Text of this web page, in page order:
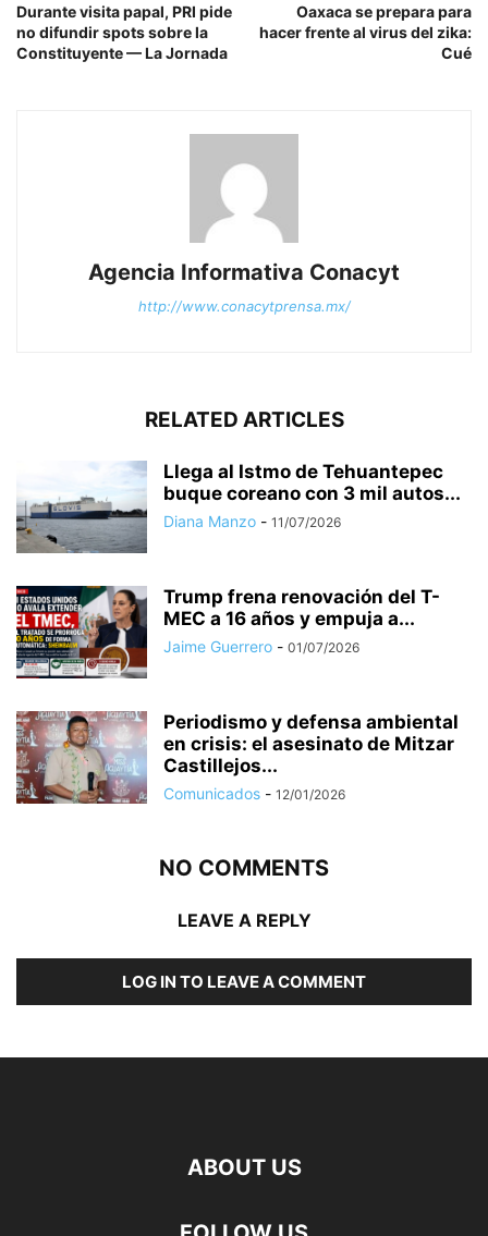
Durante visita papal, PRI pide
no difundir spots sobre la
Constituyente — La Jornada
Oaxaca se prepara para
hacer frente al virus del zika:
Cué
Agencia Informativa Conacyt
http://www.conacytprensa.mx/
RELATED ARTICLES
Llega al Istmo de Tehuantepec
buque coreano con 3 mil autos...
Diana Manzo - 11/07/2026
Trump frena renovación del T-
MEC a 16 años y empuja a...
Jaime Guerrero - 01/07/2026
Periodismo y defensa ambiental
en crisis: el asesinato de Mitzar
Castillejos...
Comunicados - 12/01/2026
NO COMMENTS
LEAVE A REPLY
LOG IN TO LEAVE A COMMENT
ABOUT US